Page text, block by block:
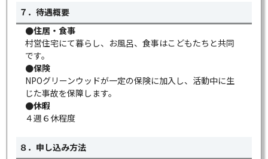
７．待遇概要
●住居・食事
村営住宅にて暮らし、お風呂、食事はこどもたちと共同
です。
●保険
NPOグリーンウッドが一定の保険に加入し、活動中に生
じた事故を保障します。
●休暇
４週６休程度
８．申し込み方法